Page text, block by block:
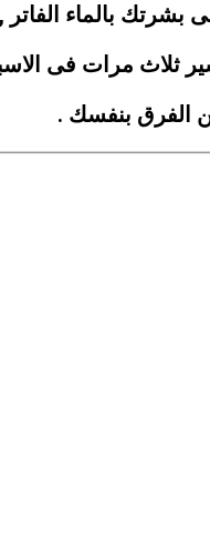
بشرتك بالماء
ثلاث مرات فى
الفرق بنفسك .